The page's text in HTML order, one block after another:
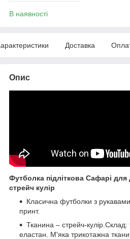
В наявності
Доставка
Опис
Футболка підліткова Сафарі для
стрейч кулір
Класична футболки з
принт.
Тканина – стрейч-
еластан. М'яка трикотажна